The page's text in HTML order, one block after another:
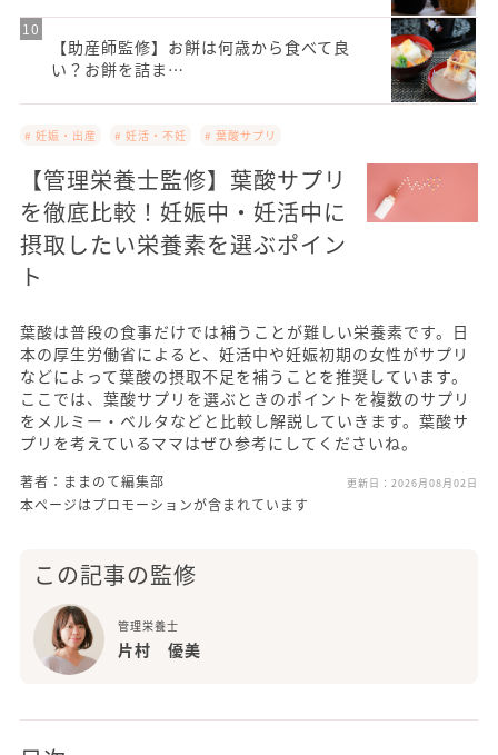
【助産師監修】お餅は何歳から食べて良
い？お餅を詰ま…
# 妊娠・出産 # 妊活・不妊 # 葉酸サプリ
【管理栄養士監修】葉酸サプリ
を徹底比較！妊娠中・妊活中に
摂取したい栄養素を選ぶポイン
ト
葉酸は普段の食事だけでは補うことが難しい栄養素です。日
本の厚生労働省によると、妊活中や妊娠初期の女性がサプリ
などによって葉酸の摂取不足を補うことを推奨しています。
ここでは、葉酸サプリを選ぶときのポイントを複数のサプリ
をメルミー・ベルタなどと比較し解説していきます。葉酸サ
プリを考えているママはぜひ参考にしてくださいね。
著者：ままのて編集部 更新日： 2026月08月02日
本ページはプロモーションが含まれています
この記事の監修
管理栄養士
片村 優美